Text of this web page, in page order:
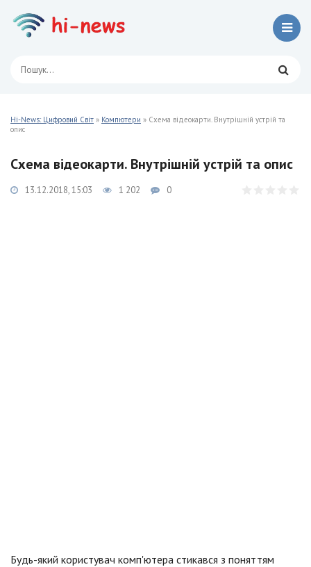
Hi-News: Цифровий Світ » Компютери » Схема відеокарти. Внутрішній устрій та
опис
Схема відеокарти. Внутрішній устрій та опис
13.12.2018, 15:03 1 202 0
Будь-який користувач комп'ютера стикався з поняттям